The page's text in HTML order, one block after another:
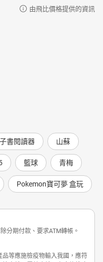
由飛比價格提供的資訊
書閱讀器 山蘇
籃球 青梅
Pokemon寶可夢 盒玩
分期付款、要求ATM轉帳。
等應施檢疫物輸入我國，應符